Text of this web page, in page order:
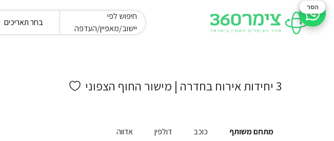
חיפוש לפי
יישוב/מאפיין/העדפה
בחר תאריכים
3 יחידות אירוח בחדרה | מישור החוף הצפוני
מתחם משותף כוכב דולפין אדווה
סיוע בהזמנה
הסר